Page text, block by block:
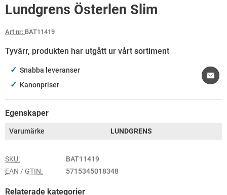
Lundgrens Österlen Slim
Art nr: BAT11419
Tyvärr, produkten har utgått ur vårt sortiment
✓ Snabba leveranser
✓ Kanonpriser
Egenskaper
Varumärke LUNDGRENS
SKU:
BAT11419
EAN / GTIN:
5715345018348
Relaterade kategorier